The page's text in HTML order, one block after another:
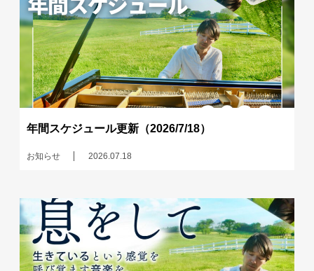
年間スケジュール更新（2026/7/18）
お知らせ 2026.07.18